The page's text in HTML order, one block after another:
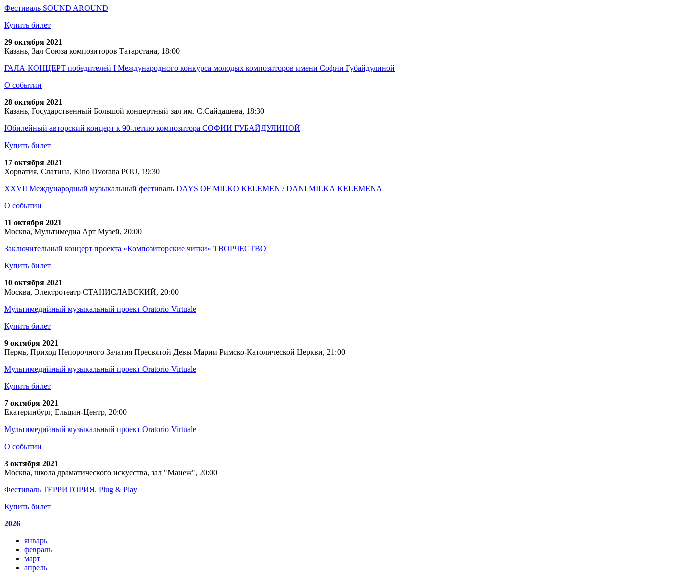
Фестиваль SOUND AROUND
Купить билет
29 октября 2021
Казань, Зал Союза композиторов Татарстана, 18:00
ГАЛА-КОНЦЕРТ победителей I Международного конкурса молодых композиторов имени Софии Губайдулиной
О событии
28 октября 2021
Казань, Государственный Большой концертный зал им. С.Сайдашева, 18:30
Юбилейный авторский концерт к 90-летию композитора СОФИИ ГУБАЙДУЛИНОЙ
Купить билет
17 октября 2021
Хорватия, Слатина, Kino Dvorana POU, 19:30
XXVII Международный музыкальный фестиваль DAYS OF MILKO KELEMEN / DANI MILKA KELEMENA
О событии
11 октября 2021
Москва, Мультимедиа Арт Музей, 20:00
Заключительный концерт проекта «Композиторские читки» ТВОРЧЕСТВО
Купить билет
10 октября 2021
Москва, Электротеатр СТАНИСЛАВСКИЙ, 20:00
Мультимедийный музыкальный проект Oratorio Virtuale
Купить билет
9 октября 2021
Пермь, Приход Непорочного Зачатия Пресвятой Девы Марии Римско-Католической Церкви, 21:00
Мультимедийный музыкальный проект Oratorio Virtuale
Купить билет
7 октября 2021
Екатеринбург, Ельцин-Центр, 20:00
Мультимедийный музыкальный проект Oratorio Virtuale
О событии
3 октября 2021
Москва, школа драматического искусства, зал "Манеж", 20:00
Фестиваль ТЕРРИТОРИЯ. Plug & Play
Купить билет
2026
январь
февраль
март
апрель